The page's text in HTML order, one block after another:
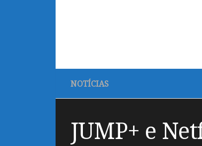
NOTÍCIAS
JUMP+ e